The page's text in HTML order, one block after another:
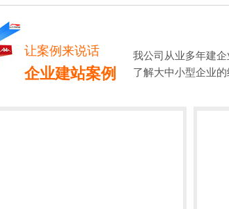
让案例来说话
企业建站案例
我公司从业多年建企
了解大中小型企业